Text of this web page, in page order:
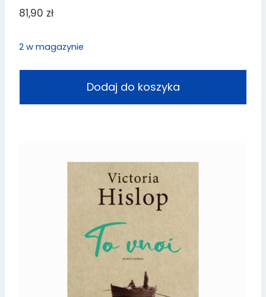
81,90 zł
2 w magazynie
Dodaj do koszyka